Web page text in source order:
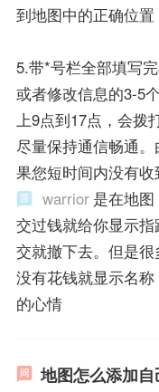
到地图中的正确位置
5.带*号栏全部填写
或者修改信息的3-5
上9点到17点，会
尽量保持通信畅通
果您短时间内没有收
warrior 是在地
交过钱就给你显示指
交就撤下去。但是
没有花钱就显示名
的心情
地图怎么添加